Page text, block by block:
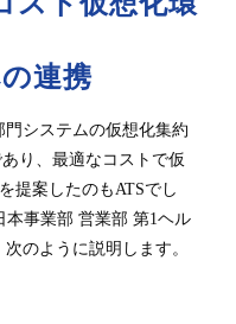
連携
システムの仮想化集約
り、最適なコストで仮
提案したのもATSでし
本事業部 営業部 第1ヘル
のように説明します。